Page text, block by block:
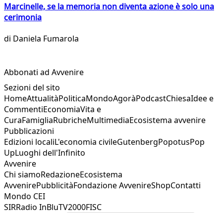
Marcinelle, se la memoria non diventa azione è solo una
cerimonia
di Daniela Fumarola
Abbonati ad Avvenire
Sezioni del sito
HomeAttualitàPoliticaMondoAgoràPodcastChiesaIdee e
CommentiEconomiaVita e
CuraFamigliaRubricheMultimediaEcosistema avvenire
Pubblicazioni
Edizioni localiL'economia civileGutenbergPopotusPop
UpLuoghi dell'Infinito
Avvenire
Chi siamoRedazioneEcosistema
AvvenirePubblicitàFondazione AvvenireShopContatti
Mondo CEI
SIRRadio InBluTV2000FISC